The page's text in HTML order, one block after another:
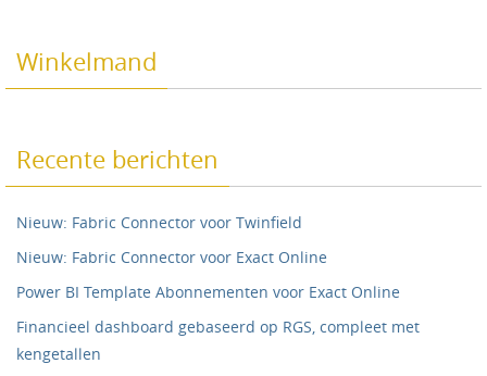
Winkelmand
Recente berichten
Nieuw: Fabric Connector voor Twinfield
Nieuw: Fabric Connector voor Exact Online
Power BI Template Abonnementen voor Exact Online
Financieel dashboard gebaseerd op RGS, compleet met
kengetallen